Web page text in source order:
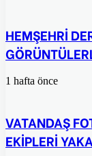
HEMŞEHRİ
1 hafta önce
VATANDAŞ
EKİPLERİ